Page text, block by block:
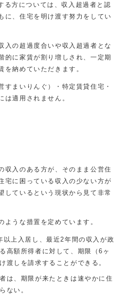
方については、収入超過者と認
に、住宅を明け渡す努力をしてい
入の超過度合いや収入超過者とな
的に家賃が割り増しされ、一定期
を納めていただきます。
すまいりんぐ）・特定賃貸住宅・
は適用されません。
収入のある方が、そのまま公営住
宅に困っている収入の少ない方が
しているという現状から見て非常
ような措置を定めています。
以上入居し、最近2年間の収入が政
高額所得者に対して、期限（6ヶ
渡しを請求することができる。
は、期限が来たときは速やかに住
ない。